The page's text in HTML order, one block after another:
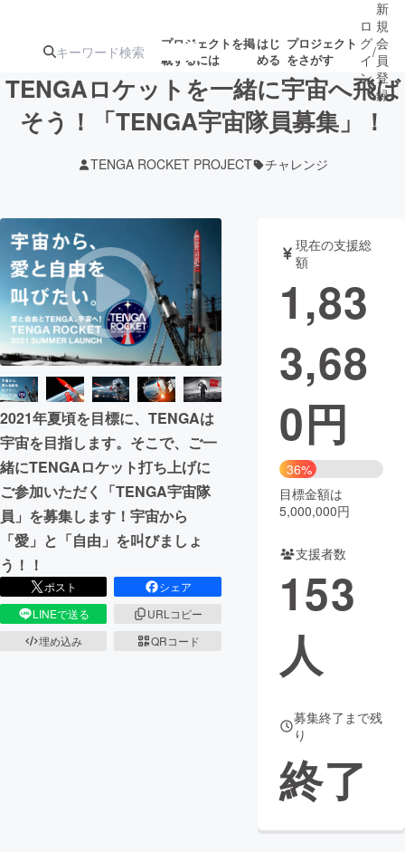
プロジェクトを掲
載するには
はじ
める
プロジェクト
をさがす
ターン
ジェクト
ロジェクト
されます
アート・写真 音楽
テクノロジー・ガジェット ゲーム・サ
映像・映画
ビジネス・起業
まちづくり・地域活性化
CAMPFIRE for Social Good
CAMPFIRE Creation
CAMPFIREふるさと納税
コミュニティ
ロ
グ
イ
ン
/
新
規
会
員
登
録
TENGAロケットを一緒に宇宙へ飛ば
そう！「TENGA宇宙隊員募集」！
TENGA ROCKET PROJECT チャレンジ
2021年夏頃を目標に、TENGAは
宇宙を目指します。そこで、ご一
緒にTENGAロケット打ち上げに
ご参加いただく「TENGA宇宙隊
員」を募集します！宇宙から
「愛」と「自由」を叫びましょ
う！！
ポスト
シェア
LINEで送る
URLコピー
埋め込み
QRコード
現在の支援総
額
1,83
3,68
0円
36%
目標金額は
5,000,000円
支援者数
153
人
募集終了まで残
り
終了